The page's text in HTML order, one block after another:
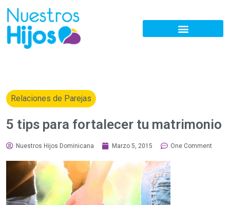
Relaciones de Parejas
5 tips para fortalecer tu matrimonio
Nuestros Hijos Dominicana Marzo 5, 2015 One Comment